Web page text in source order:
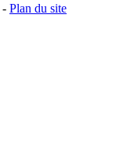
- Plan du site